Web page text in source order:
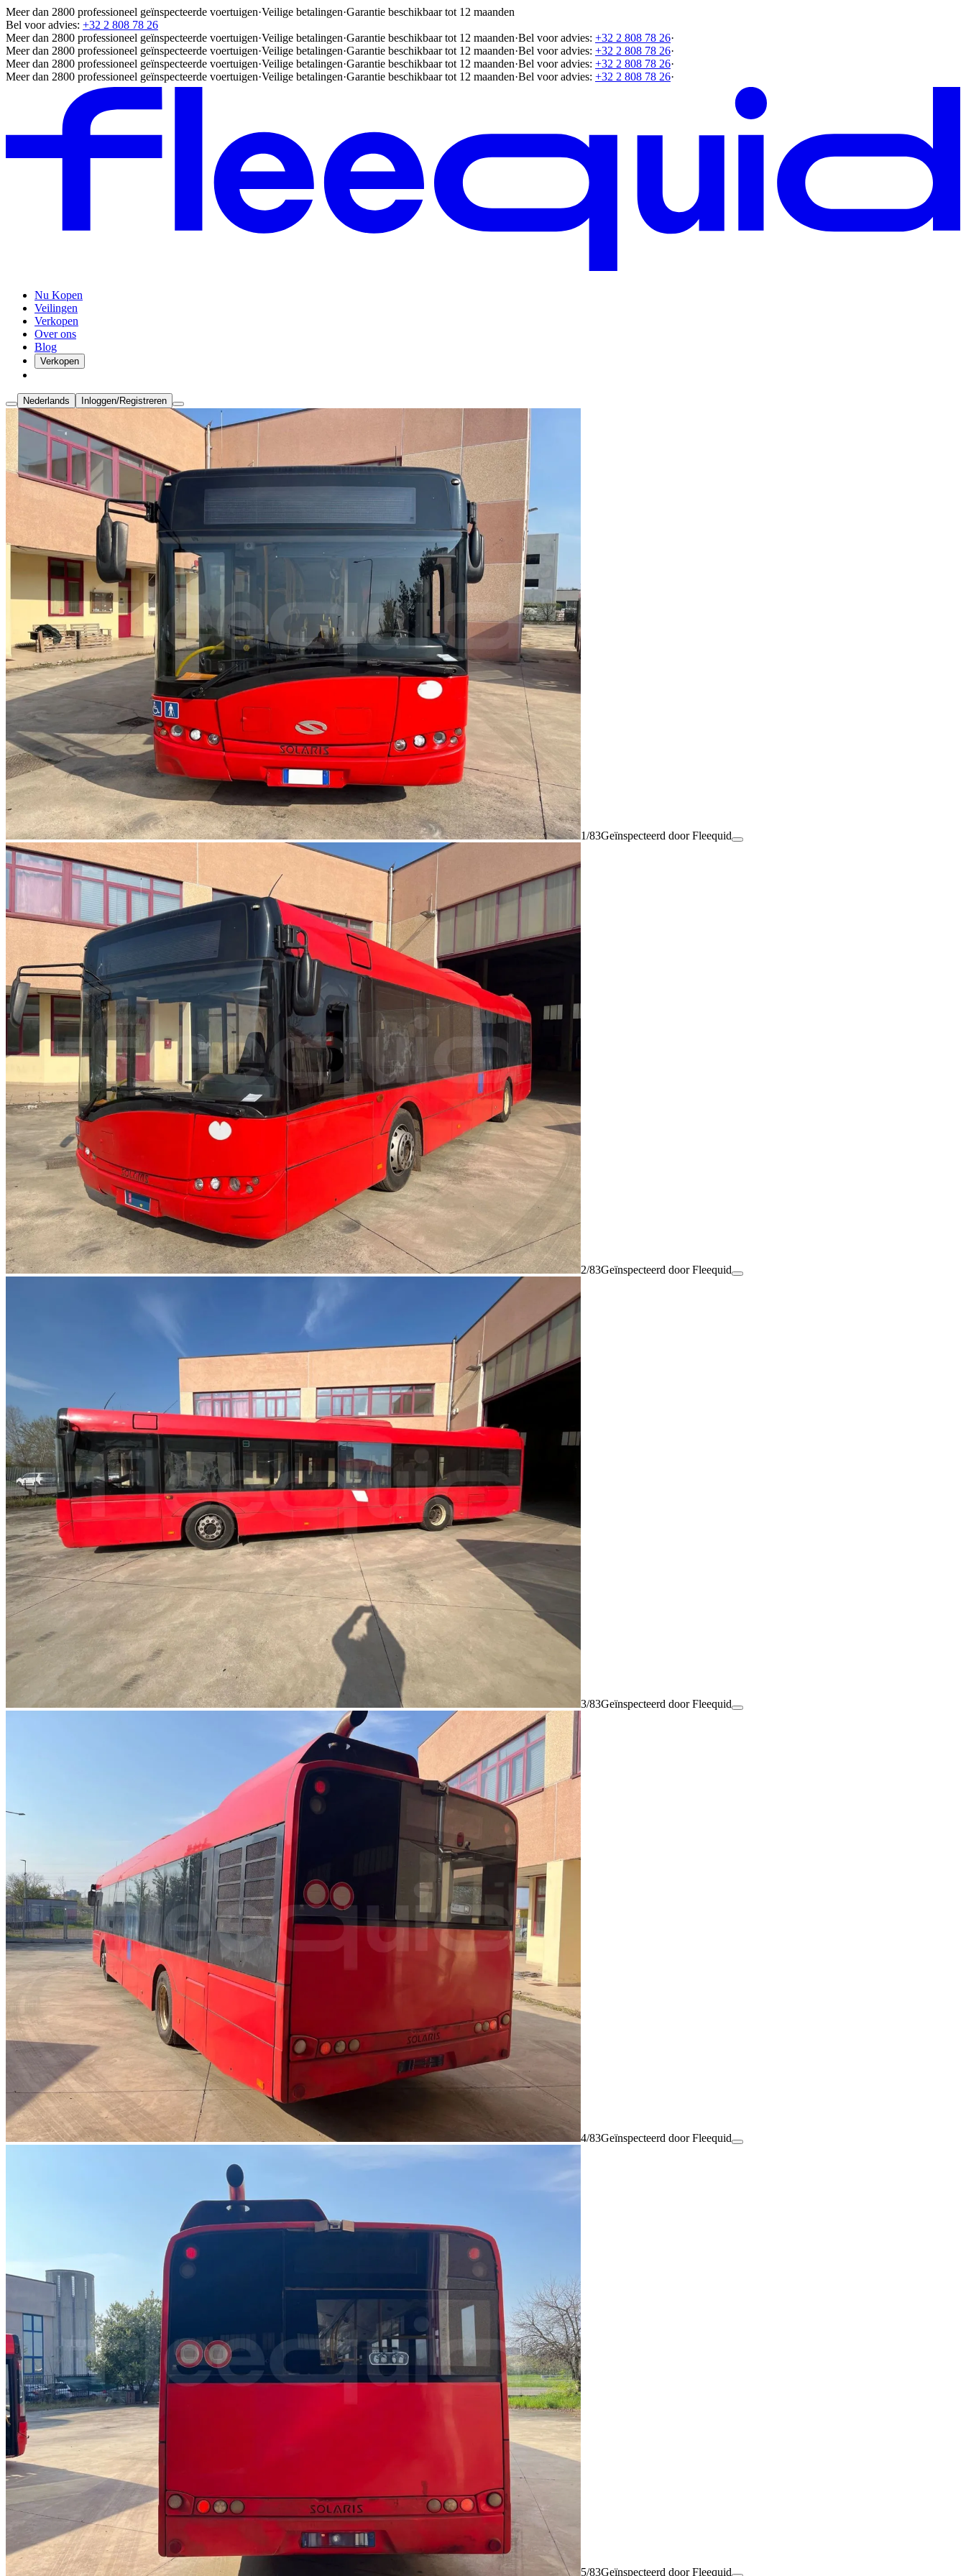
Meer dan 2800 professioneel geïnspecteerde voertuigen·Veilige betalingen·Garantie beschikbaar tot 12 maanden
Bel voor advies: +32 2 808 78 26
Meer dan 2800 professioneel geïnspecteerde voertuigen·Veilige betalingen·Garantie beschikbaar tot 12 maanden·Bel voor advies: +32 2 808 78 26·
Meer dan 2800 professioneel geïnspecteerde voertuigen·Veilige betalingen·Garantie beschikbaar tot 12 maanden·Bel voor advies: +32 2 808 78 26·
Meer dan 2800 professioneel geïnspecteerde voertuigen·Veilige betalingen·Garantie beschikbaar tot 12 maanden·Bel voor advies: +32 2 808 78 26·
Meer dan 2800 professioneel geïnspecteerde voertuigen·Veilige betalingen·Garantie beschikbaar tot 12 maanden·Bel voor advies: +32 2 808 78 26·
Nu Kopen
Veilingen
Verkopen
Over ons
Blog
Verkopen
Nederlands Inloggen/Registreren
1/83Geïnspecteerd door Fleequid
2/83Geïnspecteerd door Fleequid
3/83Geïnspecteerd door Fleequid
4/83Geïnspecteerd door Fleequid
5/83Geïnspecteerd door Fleequid